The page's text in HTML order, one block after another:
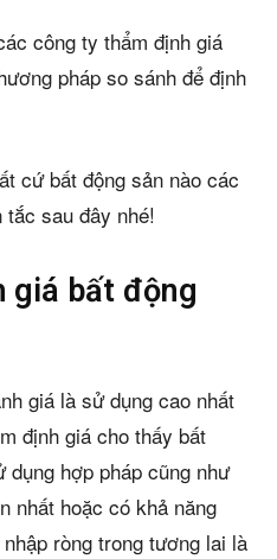
công ty thẩm định giá
pháp so sánh để định
cứ bất động sản nào các
sau đây nhé!
giá bất động
giá là sử dụng cao nhất
định giá cho thấy bất
hợp pháp cũng như
nhất hoặc có khả năng
ròng trong tương lai là